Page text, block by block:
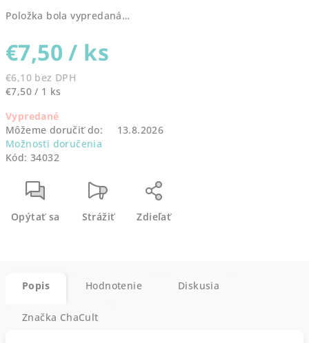
Položka bola vypredaná…
€7,50/ ks
€6,10 bez DPH
Jednotková
€7,50 / 1 ks
Vypredané
Môžeme doručiť do:
13.8.2026
Možnosti doručenia
Kód: 34032
Opýtať sa Strážiť Zdieľať
Popis Hodnotenie Diskusia
Značka ChaCult